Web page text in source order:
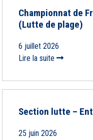
Championnat de
(Lutte de plage)
6 juillet 2026
Lire la suite
Section lutte –
25 juin 2026